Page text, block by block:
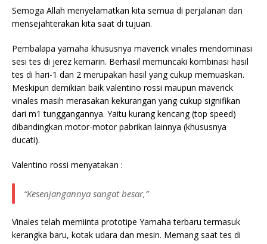
Semoga Allah menyelamatkan kita semua di perjalanan dan
mensejahterakan kita saat di tujuan.
Pembalapa yamaha khususnya maverick vinales mendominasi
sesi tes di jerez kemarin. Berhasil memuncaki kombinasi hasil
tes di hari-1 dan 2 merupakan hasil yang cukup memuaskan.
Meskipun demikian baik valentino rossi maupun maverick
vinales masih merasakan kekurangan yang cukup signifikan
dari m1 tunggangannya. Yaitu kurang kencang (top speed)
dibandingkan motor-motor pabrikan lainnya (khususnya
ducati).
Valentino rossi menyatakan :
“Kesenjangannya sangat besar,”
Vinales telah memiinta prototipe Yamaha terbaru termasuk
kerangka baru, kotak udara dan mesin. Memang saat tes di